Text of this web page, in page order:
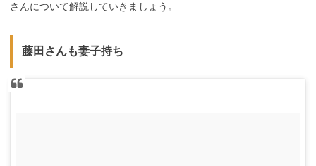
さんについて解説していきましょう。
藤田さんも妻子持ち